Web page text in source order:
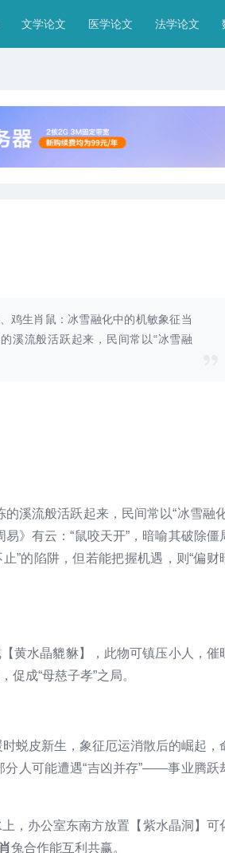
文学论文 医学论文 法学论文
鸡生肖鼠：冰雪融化中的机敏象征当
溪流般活跃起来，民间常以“冰雪融
溪流般活跃起来，民间常以“冰雪融
》有云：“鼠咬天开”，暗喻其破除僵
”的陷阱，但若能把握机遇，则“偏财
黄水晶貔貅】，此物可镇压小人，催
促成“母慈子孝”之局。
蜕皮新生，象征厄运消散后的崛起，
分人可能遭遇“吉凶并存”——事业腾跃
，办公室东南方放置【紫水晶洞】可
兔合作能互利共赢。